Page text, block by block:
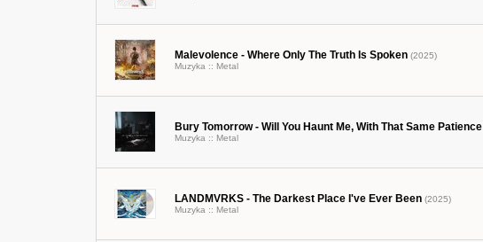
Malevolence - Where Only The Truth Is Spoken (2025)
Muzyka :: Metal
Bury Tomorrow - Will You Haunt Me, With That Same Patience
Muzyka :: Metal
LANDMVRKS - The Darkest Place I've Ever Been (2025)
Muzyka :: Metal